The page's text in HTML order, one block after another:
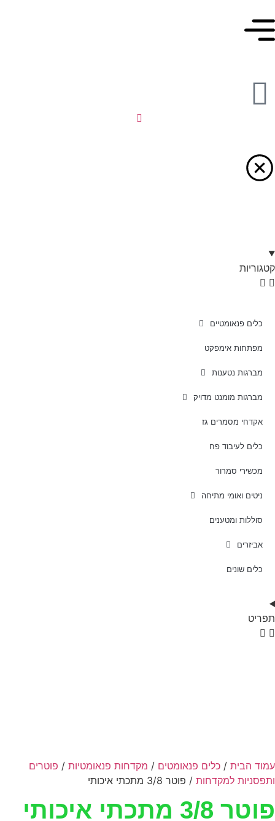
קטגוריות
כלים פנאומטיים
מפתחות אימפקט
מברגות נטענות
מברגות מומנט מדויק
אקדחי מסמרים גז
כלים לעיבוד פח
מכשירי סמרור
ניטים ואומי מתיחה
סוללות ומטענים
אביזרים
כלים שונים
תפריט
עמוד הבית / כלים פנאומטים / מקדחות פנאומטיות / פוטרים
ותפסניות למקדחות / פוטר ‭ ‬3/8מתכתי‭ ‬איכותי
פוטר ‭ ‬3/8מתכתי‭ ‬איכותי